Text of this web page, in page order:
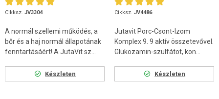
Cikksz. JV3304
A normál szellemi működés, a
bőr és a haj normál állapotának
fenntartásáért! A JutaVit sz...
Készleten
Cikksz. JV4486
Jutavit Porc-Csont-Izom
Komplex 9. 9 aktív összetevővel.
Glükozamin-szulfátot, kon...
Készleten